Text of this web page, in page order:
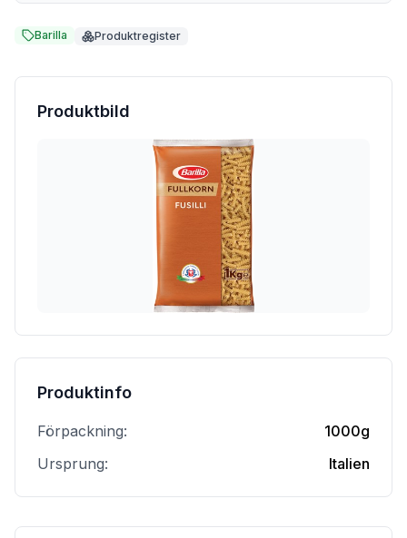
Barilla Produktregister
Produktbild
Produktinfo
Förpackning:
1000g
Ursprung:
Italien